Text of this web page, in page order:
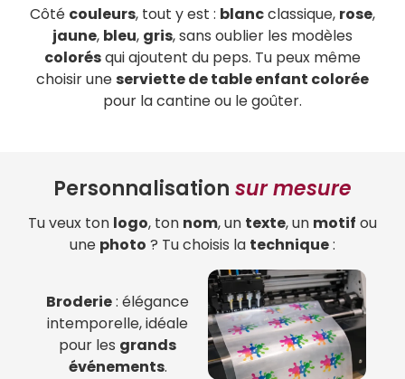
Côté couleurs, tout y est : blancclassique, rose,
jaune, bleu, gris, sans oublier les modèles
colorésqui ajoutent du peps. Tu peux même
choisir uneserviette de table enfant colorée
pour la cantine ou le goûter.
Personnalisation sur mesure
Tu veux ton logo, ton nom, un texte, un motif ou
une photo ? Tu choisis la technique:
Broderie: élégance
intemporelle, idéale
pour les grands
événements.